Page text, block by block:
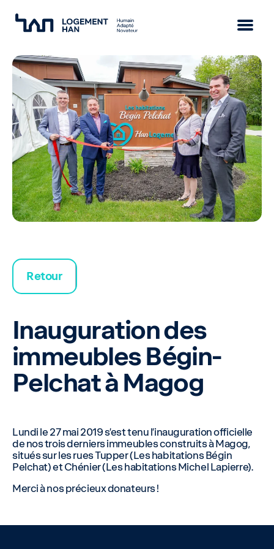
Mission
Vision
Approche
Équipe
Retour
Inauguration des
immeubles Bégin-
Pelchat à Magog
Lundi le 27 mai 2019 s’est tenu l’inauguration officielle
de nos trois derniers immeubles construits à Magog,
situés sur les rues Tupper (Les habitations Bégin
Pelchat) et Chénier (Les habitations Michel Lapierre).
Merci à nos précieux donateurs !